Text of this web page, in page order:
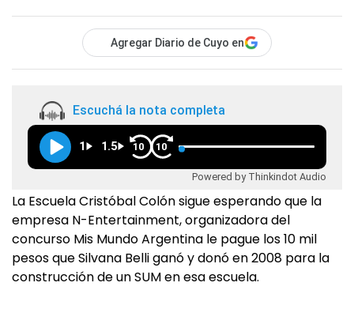
Agregar Diario de Cuyo en
Escuchá la nota completa
1 1.5 10 10
Powered by Thinkindot Audio
La Escuela Cristóbal Colón sigue esperando que la
empresa N-Entertainment, organizadora del
concurso Mis Mundo Argentina le pague los 10 mil
pesos que Silvana Belli ganó y donó en 2008 para la
construcción de un SUM en esa escuela.